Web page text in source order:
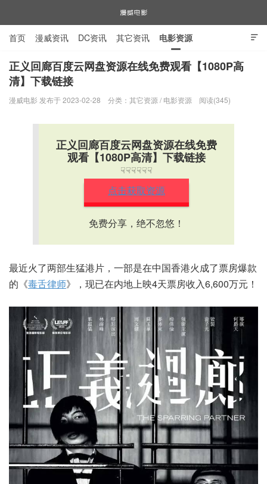
漫威电影

首页 漫威资讯 DC资讯 其它资讯 电影资源
电视剧资源 漫威图片
正义回廊百度云网盘资源在线免费观看【1080P高
清】下载链接
漫威电影 发布于 2023-02-28 分类： 其它资源 / 电影资源 阅读(345)
正义回廊百度云网盘资源在线免费
观看【1080P高清】下载链接
☟☟☟☟☟☟
点击获取资源
免费分享，绝不忽悠！
最近火了两部生猛港片，一部是在中国香港火成了票房爆款
的《毒舌律师》，现已在内地上映4天票房收入6,600万元！